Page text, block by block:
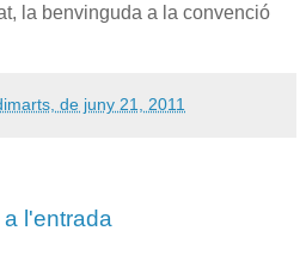
la benvinguda a la convenció
de juny 21, 2011
l'entrada